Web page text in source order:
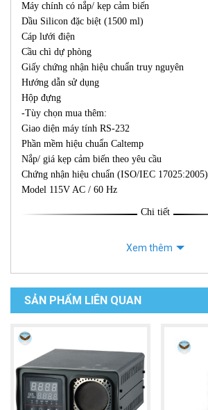
Máy chính có nắp/ kẹp cảm biến
Dầu Silicon đặc biệt (1500 ml)
Cáp lưới điện
Cầu chì dự phòng
Giấy chứng nhận hiệu chuẩn truy nguyên
Hướng dẫn sử dụng
Hộp đựng
-Tùy chọn mua thêm:
Giao diện máy tính RS-232
Phần mềm hiệu chuẩn Caltemp
Nắp/ giá kẹp cảm biến theo yêu cầu
Chứng nhận hiệu chuẩn (ISO/IEC 17025:2005)
Model 115V AC / 60 Hz
Chi tiết
Xem thêm
SẢN PHẨM LIÊN QUAN